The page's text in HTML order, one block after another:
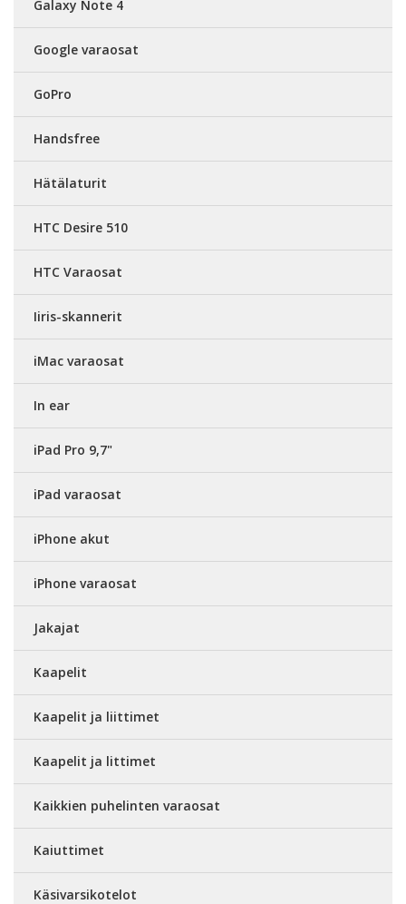
Galaxy Note 4
Google varaosat
GoPro
Handsfree
Hätälaturit
HTC Desire 510
HTC Varaosat
Iiris-skannerit
iMac varaosat
In ear
iPad Pro 9,7"
iPad varaosat
iPhone akut
iPhone varaosat
Jakajat
Kaapelit
Kaapelit ja liittimet
Kaapelit ja littimet
Kaikkien puhelinten varaosat
Kaiuttimet
Käsivarsikotelot